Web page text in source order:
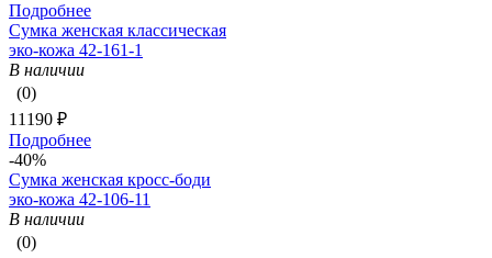
Подробнее
Сумка женская классическая
эко-кожа 42-161-1
В наличии
(0)
11190 ₽
Подробнее
-40%
Сумка женская кросс-боди
эко-кожа 42-106-11
В наличии
(0)